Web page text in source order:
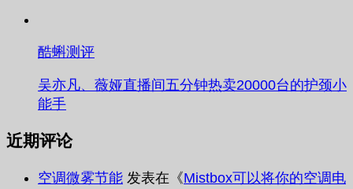
酷蝌测评
吴亦凡、薇娅直播间五分钟热卖20000台的护颈小
能手
近期评论
空调微雾节能 发表在《Mistbox可以将你的空调电